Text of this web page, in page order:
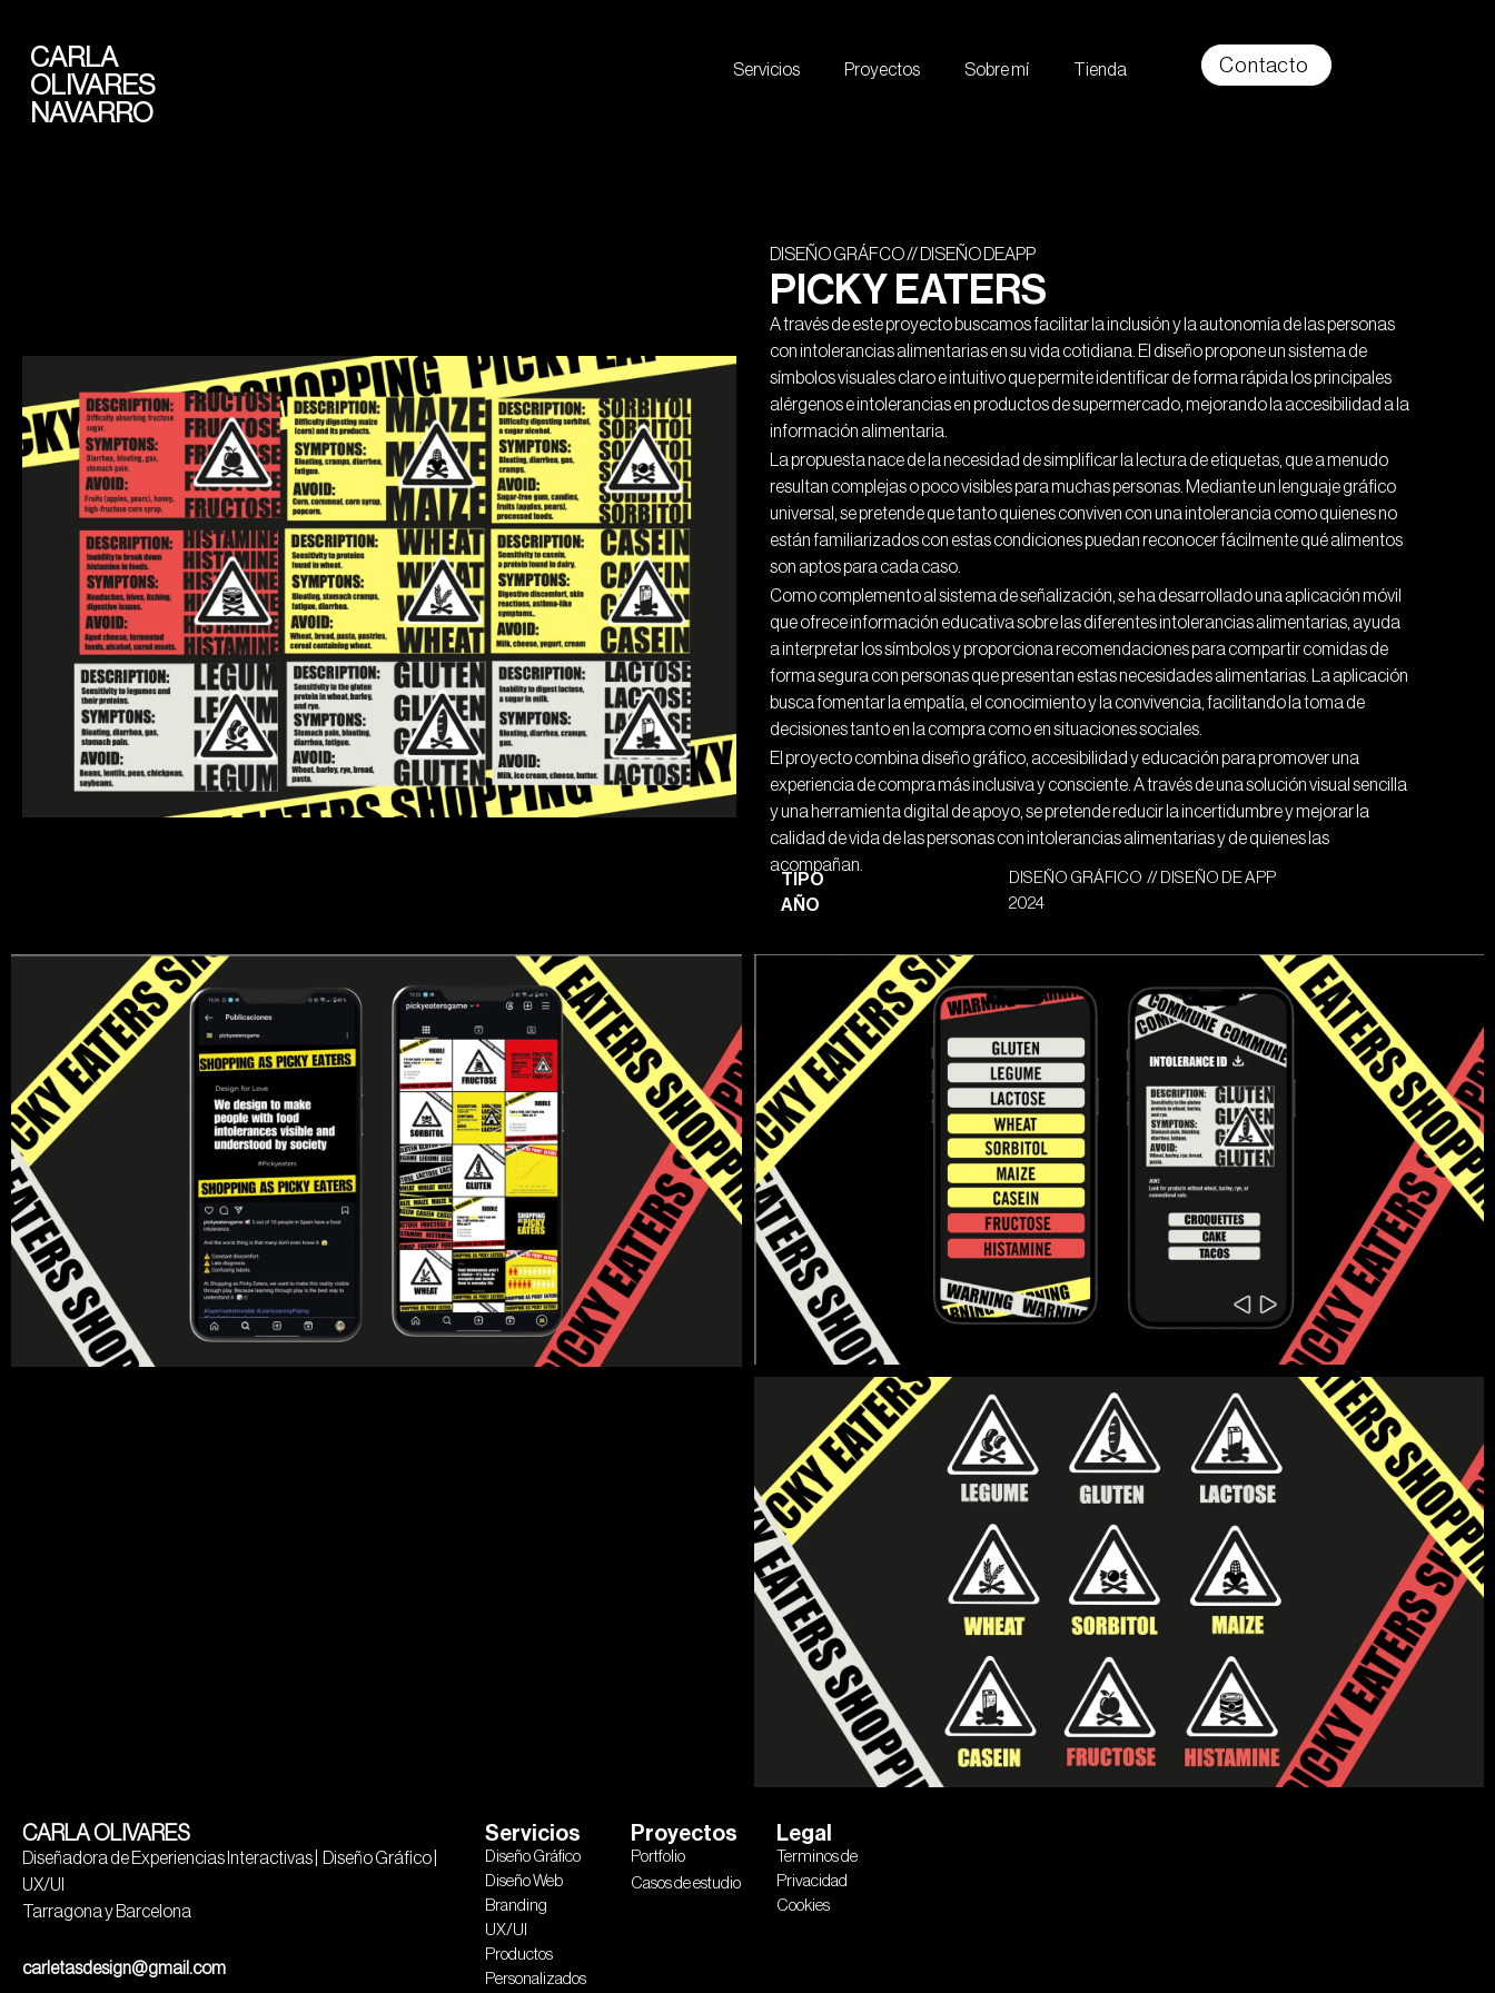
CARLA
OLIVARES
NAVARRO
Servicios Proyectos Sobre mí Tienda Contacto
DISEÑO GRÁFCO // DISEÑO DEAPP
PICKY EATERS
A través de este proyecto buscamos facilitar la inclusión y la autonomía de las personas
con intolerancias alimentarias en su vida cotidiana. El diseño propone un sistema de
símbolos visuales claro e intuitivo que permite identificar de forma rápida los principales
alérgenos e intolerancias en productos de supermercado, mejorando la accesibilidad a la
información alimentaria.
La propuesta nace de la necesidad de simplificar la lectura de etiquetas, que a menudo
resultan complejas o poco visibles para muchas personas. Mediante un lenguaje gráfico
universal, se pretende que tanto quienes conviven con una intolerancia como quienes no
están familiarizados con estas condiciones puedan reconocer fácilmente qué alimentos
son aptos para cada caso.
Como complemento al sistema de señalización, se ha desarrollado una aplicación móvil
que ofrece información educativa sobre las diferentes intolerancias alimentarias, ayuda
a interpretar los símbolos y proporciona recomendaciones para compartir comidas de
forma segura con personas que presentan estas necesidades alimentarias. La aplicación
busca fomentar la empatía, el conocimiento y la convivencia, facilitando la toma de
decisiones tanto en la compra como en situaciones sociales.
El proyecto combina diseño gráfico, accesibilidad y educación para promover una
experiencia de compra más inclusiva y consciente. A través de una solución visual sencilla
y una herramienta digital de apoyo, se pretende reducir la incertidumbre y mejorar la
calidad de vida de las personas con intolerancias alimentarias y de quienes las
acompañan.
TIPO
DISEÑO GRÁFICO // DISEÑO DE APP
AÑO 2024
CARLA OLIVARES
Diseñadora de Experiencias Interactivas | Diseño Gráfico |
UX/UI
Tarragona y Barcelona
carletasdesign@gmail.com
Servicios
Diseño Gráfico
Diseño Web
Branding
UX/UI
Productos
Personalizados
Proyectos
Portfolio
Casos de estudio
Legal
Terminos de
Privacidad
Cookies